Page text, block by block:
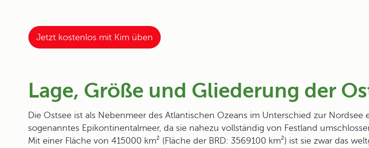
Jetzt kostenlos mit Kim üben
Lage, Größe und Gliederung der
Die Ostsee ist als Nebenmeer des Atlantischen Ozeans im Unterschied zur Nordsee
sogenanntes Epikontinentalmeer, da sie nahezu vollständig von Festland
Mit einer Fläche von 415000 km² (Fläche der BRD: 3569100 km²) ist sie zwar das